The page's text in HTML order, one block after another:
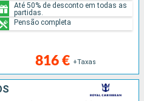
816 € +Taxas
Até 50% de desconto em todas as
partidas.
Pensão completa